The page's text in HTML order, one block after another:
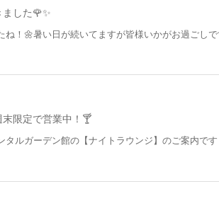
した🌹✨
！🌼暑い日が続いてますが皆様いかがお過ごしで
限定で営業中！🍸
タルガーデン館の【ナイトラウンジ】のご案内で